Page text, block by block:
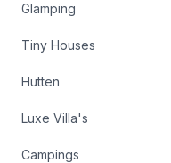
Glamping
Tiny Houses
Hutten
Luxe Villa's
Campings